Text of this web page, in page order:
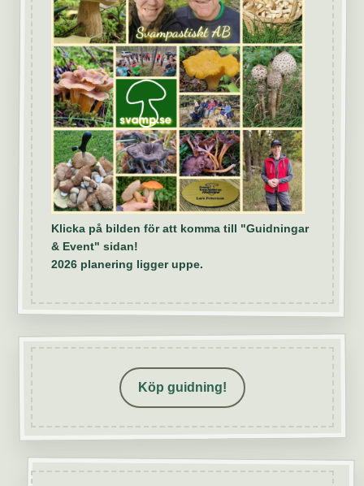
Klicka på bilden för att komma till "Guidningar
& Event" sidan!
2026 planering ligger uppe.
Köp guidning!